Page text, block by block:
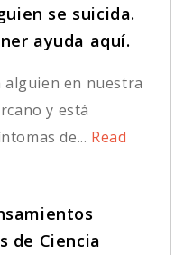
se suicida.
ayuda aquí.
alguien en nuestra
y está
de... Read
de Ciencia